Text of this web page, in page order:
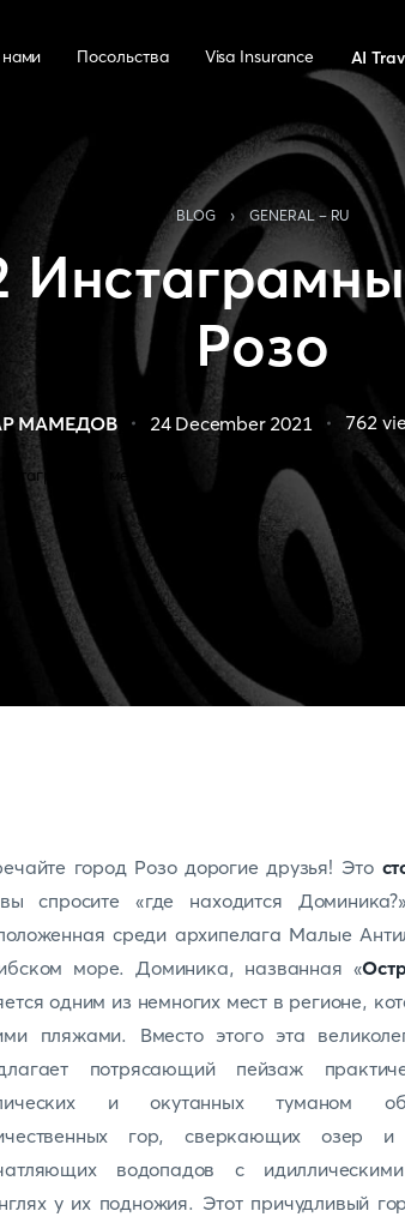
Посольства Visa Insurance AI
BLOG › GENERAL - RU
Розо
МАМЕДОВ 24 December 2021 762
город Розо дорогие друзья! Это
спросите «где находится
среди архипелага Малые
море. Доминика, названная «
одним из немногих мест в регионе,
пляжами. Вместо этого эта
потрясающий пейзаж
и окутанных туманом
гор, сверкающих озер и
водопадов с
у их подножия. Этот причудливый